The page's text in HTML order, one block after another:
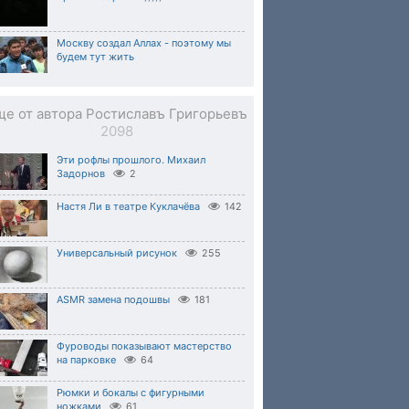
Москву создал Аллах - поэтому мы
будем тут жить
от автора Ростиславъ Григорьевъ
2098
Эти рофлы прошлого. Михаил
Задорнов
2
Настя Ли в театре Куклачёва 142
Универсальный рисунок 255
ASMR замена подошвы 181
Фуроводы показывают мастерство
на парковке
64
Рюмки и бокалы с фигурными
ножками